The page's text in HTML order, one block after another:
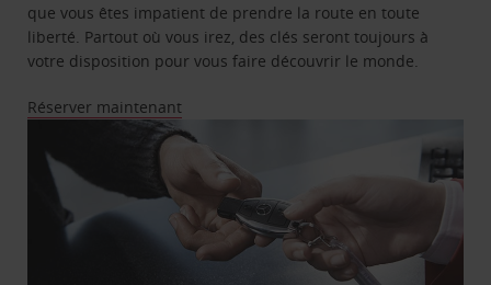
que vous êtes impatient de prendre la route en toute
liberté. Partout où vous irez, des clés seront toujours à
votre disposition pour vous faire découvrir le monde.
Réserver maintenant